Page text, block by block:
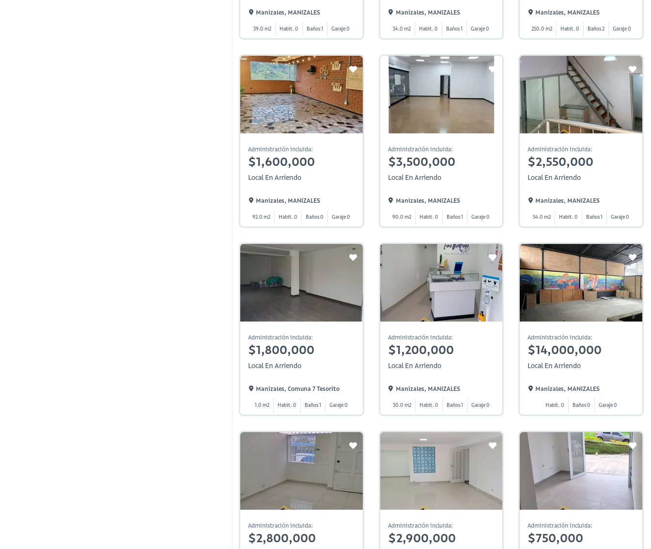
Manizales, MANIZALES
39.0 m2 Habit. 0 Baños 1 Garaje 0
Manizales, MANIZALES
34.0 m2 Habit. 0 Baños 1 Garaje 0
Manizales, MANIZALES
250.0 m2 Habit. 0 Baños 2 Garaje 0
Administración incluida:
$1,600,000
Local En Arriendo
Manizales, MANIZALES
92.0 m2 Habit. 0 Baños 0 Garaje 0
Administración incluida:
$3,500,000
Local En Arriendo
Manizales, MANIZALES
90.0 m2 Habit. 0 Baños 1 Garaje 0
Administración incluida:
$2,550,000
Local En Arriendo
Manizales, MANIZALES
54.0 m2 Habit. 0 Baños 1 Garaje 0
Administración incluida:
$1,800,000
Local En Arriendo
Manizales, Comuna 7 Tesorito
1.0 m2 Habit. 0 Baños 1 Garaje 0
Administración incluida:
$1,200,000
Local En Arriendo
Manizales, MANIZALES
30.0 m2 Habit. 0 Baños 1 Garaje 0
Administración incluida:
$14,000,000
Local En Arriendo
Manizales, MANIZALES
Habit. 0 Baños 0 Garaje 0
Administración incluida:
$2,800,000
Administración incluida:
$2,900,000
Administración incluida:
$750,000